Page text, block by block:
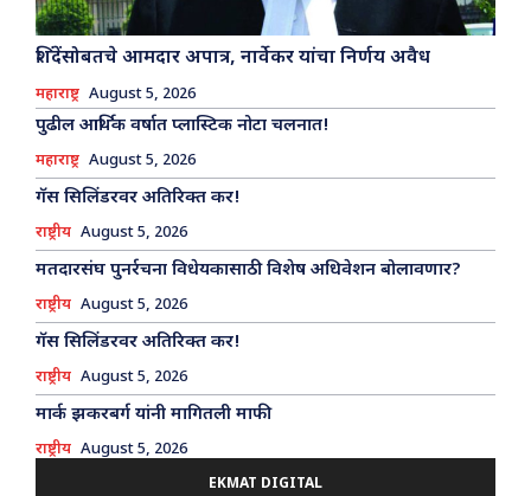
शिंदेंसोबतचे आमदार अपात्र, नार्वेकर यांचा निर्णय अवैध
महाराष्ट्र August 5, 2026
पुढील आर्थिक वर्षात प्लास्टिक नोटा चलनात!
महाराष्ट्र August 5, 2026
गॅस सिलिंडरवर अतिरिक्त कर!
राष्ट्रीय August 5, 2026
मतदारसंघ पुनर्रचना विधेयकासाठी विशेष अधिवेशन बोलावणार?
राष्ट्रीय August 5, 2026
गॅस सिलिंडरवर अतिरिक्त कर!
राष्ट्रीय August 5, 2026
मार्क झकरबर्ग यांनी मागितली माफी
राष्ट्रीय August 5, 2026
EKMAT DIGITAL